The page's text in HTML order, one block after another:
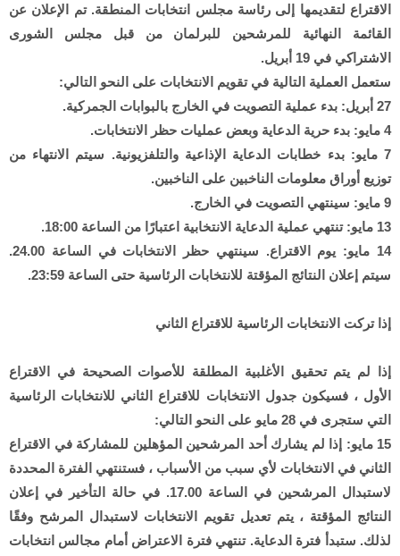
الاقتراع لتقديمها إلى رئاسة مجلس انتخابات المنطقة. تم الإعلان عن
القائمة النهائية للمرشحين للبرلمان من قبل مجلس الشورى
الاشتراكي في 19 أبريل.
ستعمل العملية التالية في تقويم الانتخابات على النحو التالي:
27 أبريل: بدء عملية التصويت في الخارج بالبوابات الجمركية.
4 مايو: بدء حرية الدعاية وبعض عمليات حظر الانتخابات.
7 مايو: بدء خطابات الدعاية الإذاعية والتلفزيونية. سيتم الانتهاء من
توزيع أوراق معلومات الناخبين على الناخبين.
9 مايو: سينتهي التصويت في الخارج.
13 مايو: تنتهي عملية الدعاية الانتخابية اعتبارًا من الساعة 18:00.
14 مايو: يوم الاقتراع. سينتهي حظر الانتخابات في الساعة 24.00.
سيتم إعلان النتائج المؤقتة للانتخابات الرئاسية حتى الساعة 23:59.
إذا تركت الانتخابات الرئاسية للاقتراع الثاني
إذا لم يتم تحقيق الأغلبية المطلقة للأصوات الصحيحة في الاقتراع
الأول ، فسيكون جدول الانتخابات للاقتراع الثاني للانتخابات الرئاسية
التي ستجرى في 28 مايو على النحو التالي:
15 مايو: إذا لم يشارك أحد المرشحين المؤهلين للمشاركة في الاقتراع
الثاني في الانتخابات لأي سبب من الأسباب ، فستنتهي الفترة المحددة
لاستبدال المرشحين في الساعة 17.00. في حالة التأخير في إعلان
النتائج المؤقتة ، يتم تعديل تقويم الانتخابات لاستبدال المرشح وفقًا
لذلك. ستبدأ فترة الدعاية. تنتهي فترة الاعتراض أمام مجالس انتخابات